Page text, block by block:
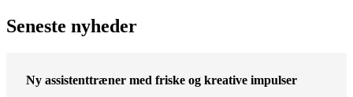
Seneste nyheder
Ny assistenttræner med friske og kreative impulser